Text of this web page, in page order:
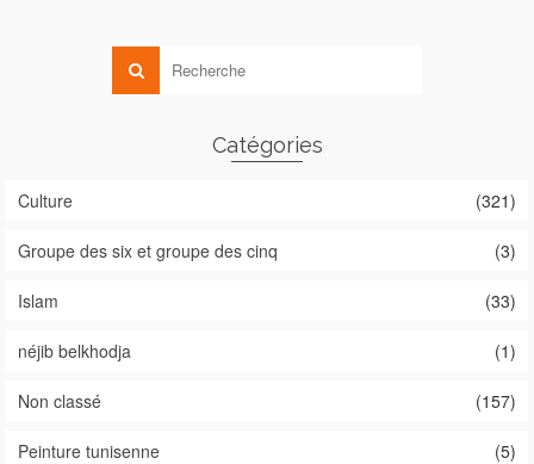
Catégories
Culture (321)
Groupe des six et groupe des cinq (3)
Islam (33)
néjib belkhodja (1)
Non classé (157)
Peinture tunisenne (5)